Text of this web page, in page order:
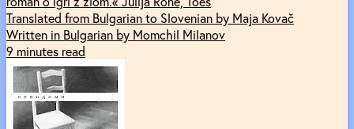
Translated from Bulgarian to Slovenian by Maja Kovač
Written in Bulgarian by Momchil Milanov
9 minutes read